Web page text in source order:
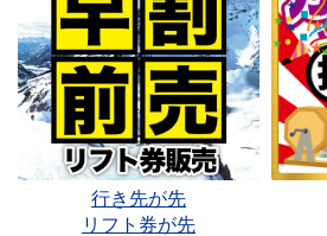
行き先が先
リフト券が先